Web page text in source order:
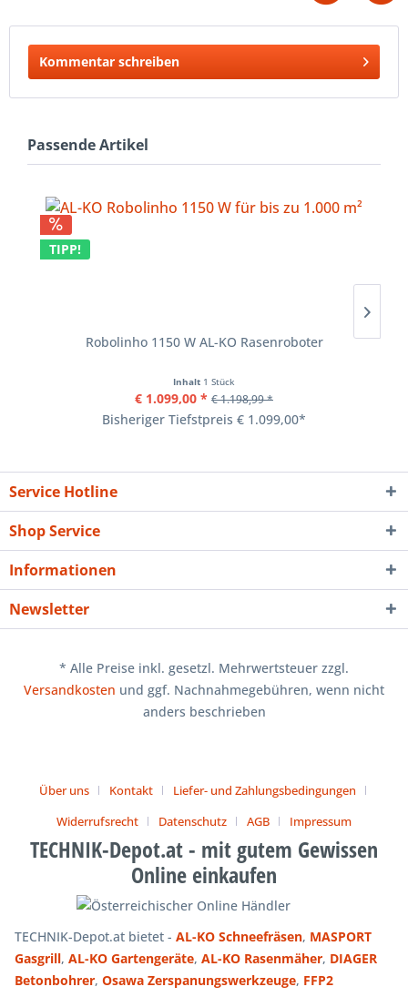
Kommentar schreiben
Passende Artikel
TIPP!
Robolinho 1150 W AL-KO Rasenroboter
Inhalt 1 Stück
€ 1.099,00 * € 1.198,99 *
Bisheriger Tiefstpreis € 1.099,00*
Service Hotline
Shop Service
Informationen
Newsletter
* Alle Preise inkl. gesetzl. Mehrwertsteuer zzgl.
Versandkosten und ggf. Nachnahmegebühren, wenn nicht
anders beschrieben
Über uns Kontakt
Liefer- und Zahlungsbedingungen
Widerrufsrecht
Datenschutz AGB Impressum
TECHNIK-Depot.at - mit gutem Gewissen
Online einkaufen
TECHNIK-Depot.at bietet - AL-KO Schneefräsen, MASPORT
Gasgrill, AL-KO Gartengeräte, AL-KO Rasenmäher, DIAGER
Betonbohrer, Osawa Zerspanungswerkzeuge, FFP2